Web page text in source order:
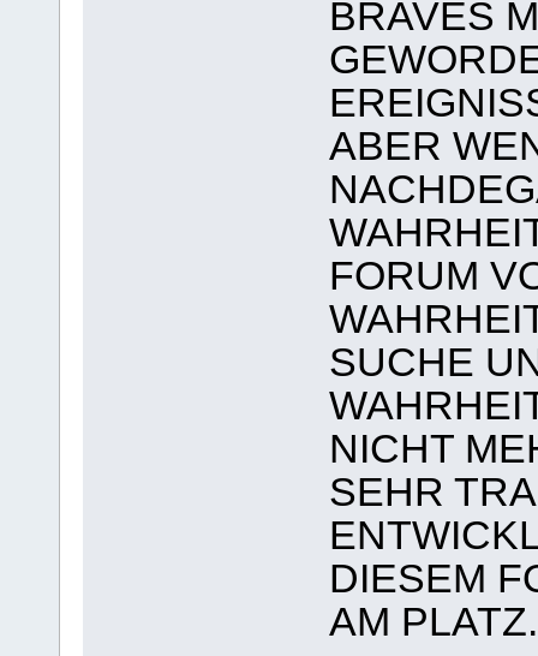
BRAVES
ABER
FORUM
SUCHE
NICHT
SEHR
DIESEM
AM PLATZ.